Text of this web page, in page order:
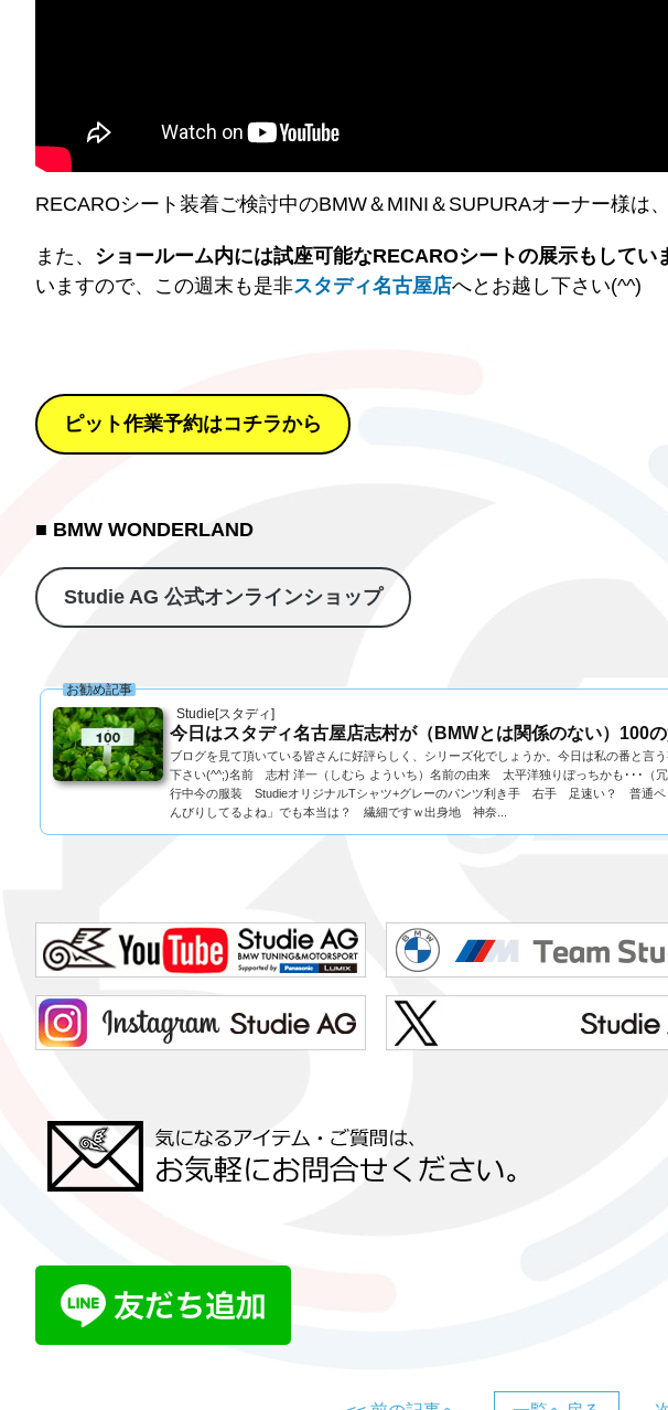
RECAROシート装着ご検討中のBMW＆MINI＆SUPURAオーナー様は
また、 ショールーム内には試座可能なRECAROシートの展示もしてい
いますので、この週末も是非スタディ名古屋店へとお越し下さい(^^)
ピット作業予約はコチラから
■ BMW WONDERLAND
Studie AG 公式オンラインショップ
Studie[スタディ]
お勧め記事
今日はスタディ名古屋店志村が（BMWとは関係のない）100
ブログを見て頂いている皆さんに好評らしく、シリーズ化でしょうか。今日は私の番と言
下さい(^^;)名前 志村 洋一（しむら よういち）名前の由来 太平洋独りぼっちかも･･･
行中今の服装 StudieオリジナルTシャツ+グレーのパンツ利き手 右手 足速い？ 普
んびりしてるよね」でも本当は？ 繊細ですｗ出身地 神奈...